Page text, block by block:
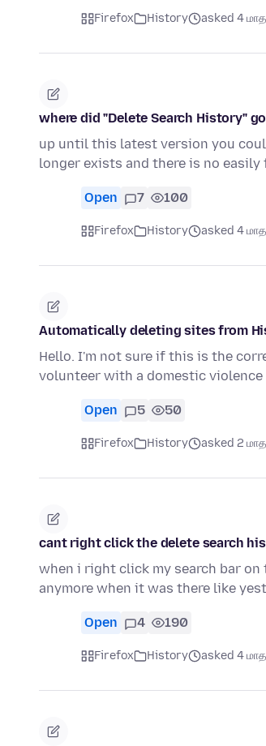
Firefox History asked 4
where did "Delete Search History"
up until this latest version you
longer exists and there is no easily
Open 7 100
Firefox History asked 4
Automatically deleting sites from
Hello. I'm not sure if this is the
volunteer with a domestic violence
Open 5 50
Firefox History asked 2
cant right click the delete search
when i right click my search bar
anymore when it was there like
Open 4 190
Firefox History asked 4